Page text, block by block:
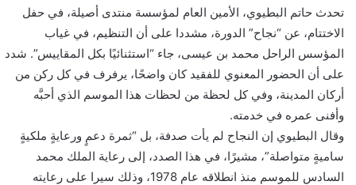
تحدث حاتم البطيوي، الأمين العام لمؤسسة منتدى أصيلة، في حفل
الاختتام، عن “نجاح” الدورة، مشددا على أن التنظيم، في غياب
المؤسس الراحل محمد بن عيسى، جاء “استثنائيًا بكل المقاييس”. شدد
على أن الحضور المعنوي للفقيد كان واضحًا، يرفرف في كل ركن من
أركان المدينة، وفي كل لحظة من لحظات هذا الموسم الذي أحبَّه
وأفنى عمره في خدمته.
وقال البطيوي إن النجاح لم يأت صدفة، بل “ثمرة دعمٍ ورعايةٍ ملكيةٍ
ساميةٍ متواصلة”، مشيرًا، في هذا الصدد، إلى رعاية الملك محمد
السادس للموسم منذ انطلاقه عام 1978، وذلك سيرا على رعايته